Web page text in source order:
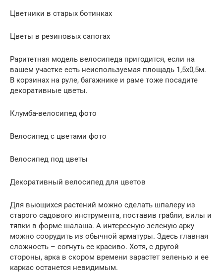
Цветники в старых ботинках
Цветы в резиновых сапогах
Раритетная модель велосипеда пригодится, если на
вашем участке есть неиспользуемая площадь 1,5х0,5м.
В корзинах на руле, багажнике и раме тоже посадите
декоративные цветы.
Клумба-велосипед фото
Велосипед с цветами фото
Велосипед под цветы
Декоративный велосипед для цветов
Для вьющихся растений можно сделать шпалеру из
старого садового инструмента, поставив грабли, вилы и
тяпки в форме шалаша. А интересную зеленую арку
можно соорудить из обычной арматуры. Здесь главная
сложность – согнуть ее красиво. Хотя, с другой
стороны, арка в скором времени зарастет зеленью и ее
каркас останется невидимым.